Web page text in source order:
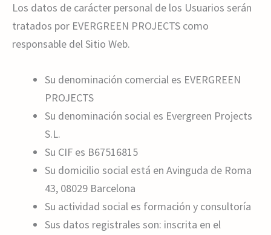
Los datos de carácter personal de los Usuarios serán
tratados por EVERGREEN PROJECTS como
responsable del Sitio Web.
Su denominación comercial es EVERGREEN
PROJECTS
Su denominación social es Evergreen Projects
S.L.
Su CIF es B67516815
Su domicilio social está en Avinguda de Roma
43, 08029 Barcelona
Su actividad social es formación y consultoría
Sus datos registrales son: inscrita en el